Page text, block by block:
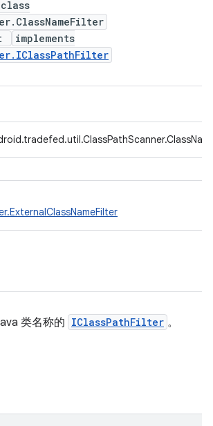
implements
类名称的 IClassPathFilter 。